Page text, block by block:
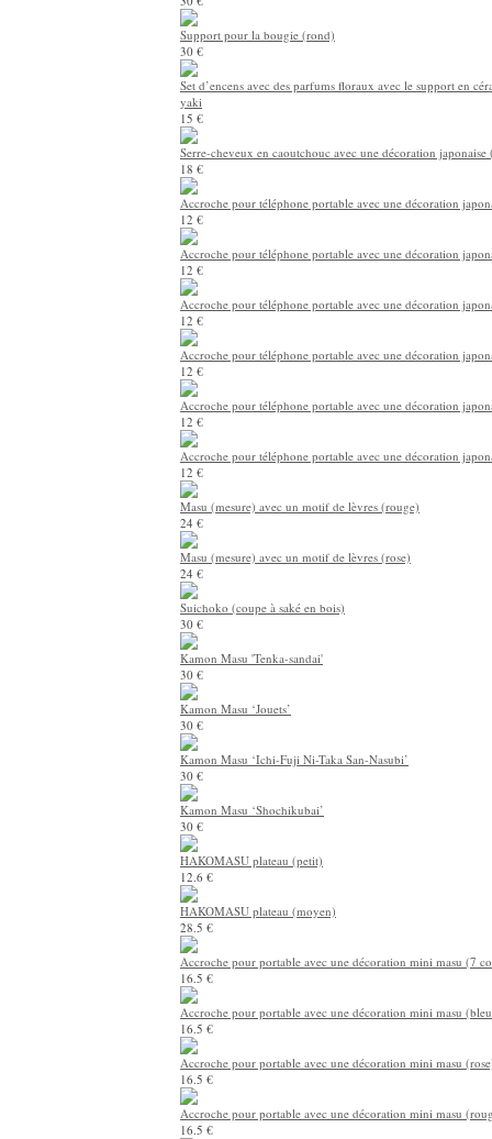
Support pour la bougie (rond)
30 €
Set d’encens avec des parfums floraux avec le support en
yaki
15 €
Serre-cheveux en caoutchouc avec une décoration japonaise
18 €
Accroche pour téléphone portable avec une décoration
12 €
Accroche pour téléphone portable avec une décoration
12 €
Accroche pour téléphone portable avec une décoration
12 €
Accroche pour téléphone portable avec une décoration
12 €
Accroche pour téléphone portable avec une décoration
12 €
Accroche pour téléphone portable avec une décoration
12 €
Masu (mesure) avec un motif de lèvres (rouge)
24 €
Masu (mesure) avec un motif de lèvres (rose)
24 €
Suichoko (coupe à saké en bois)
30 €
Kamon Masu 'Tenka-sandai'
30 €
Kamon Masu ‘Jouets’
30 €
Kamon Masu ‘Ichi-Fuji Ni-Taka San-Nasubi’
30 €
Kamon Masu ‘Shochikubai’
30 €
HAKOMASU plateau (petit)
12.6 €
HAKOMASU plateau (moyen)
28.5 €
Accroche pour portable avec une décoration mini masu (7
16.5 €
Accroche pour portable avec une décoration mini masu
16.5 €
Accroche pour portable avec une décoration mini masu
16.5 €
Accroche pour portable avec une décoration mini masu
16.5 €